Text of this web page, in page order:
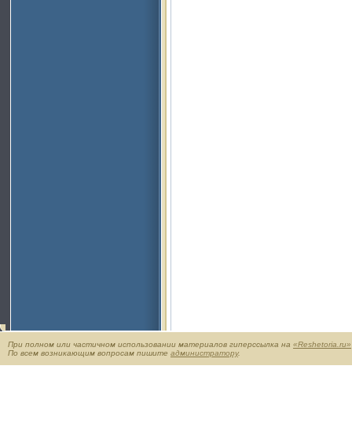
При полном или частичном использовании материалов гиперссылка на «Reshetoria.ru»
По всем возникающим вопросам пишите администратору.